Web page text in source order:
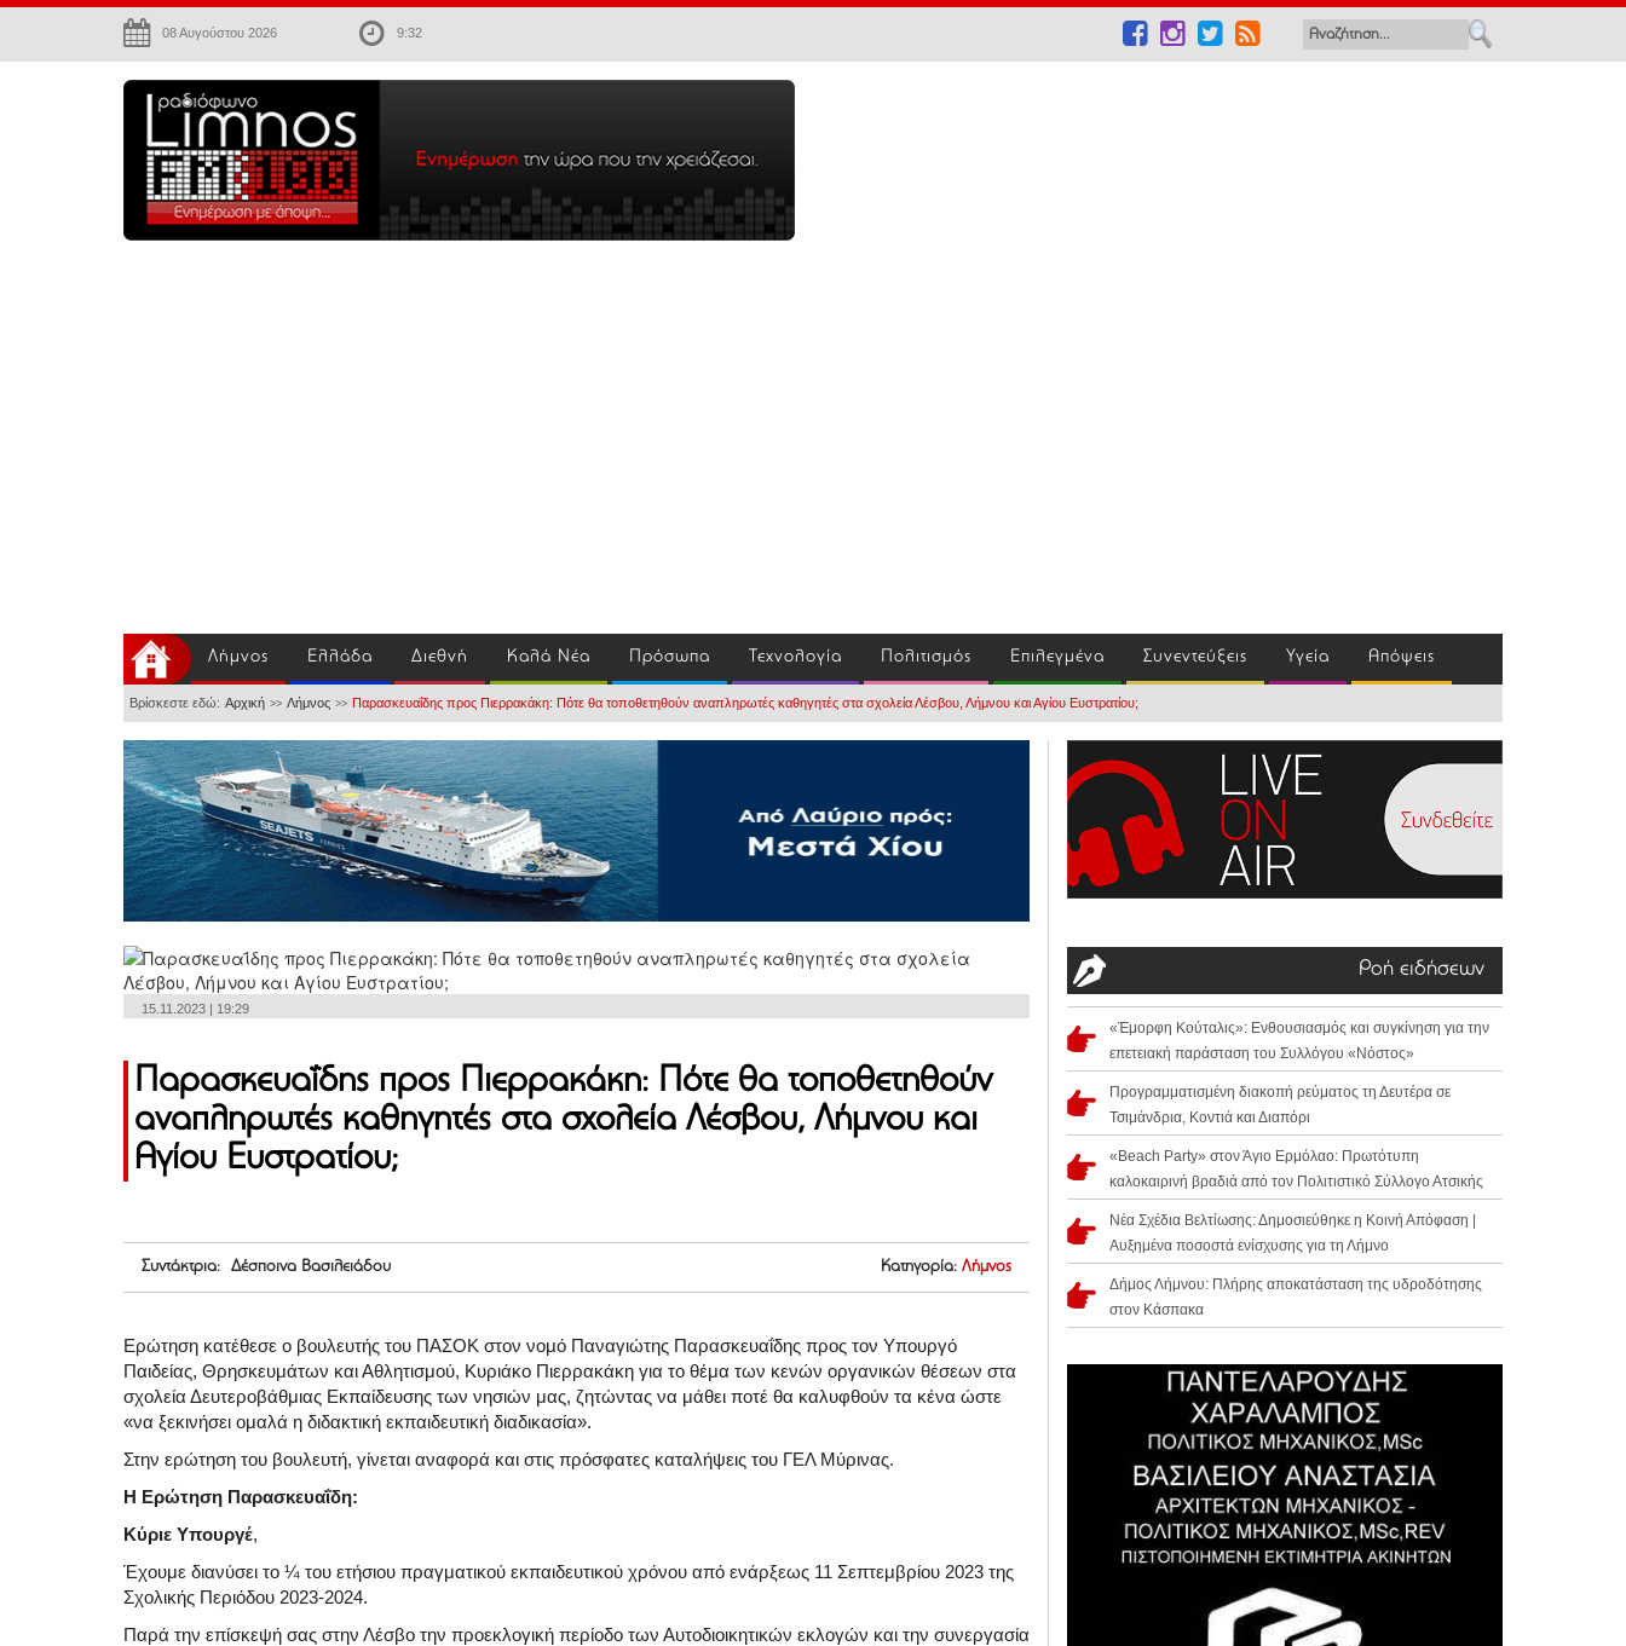
08 Αυγούστου 2026 9:32
Λήμνος Ελλάδα Διεθνή Καλά Νέα Πρόσωπα Τεχνολογία Πολιτισμός Επιλεγμένα Συνεντεύξεις Υγεία Απόψεις
Βρίσκεστε εδώ: Αρχική >> Λήμνος >> Παρασκευαΐδης προς Πιερρακάκη: Πότε θα τοποθετηθούν αναπληρωτές καθηγητές στα σχολεία Λέσβου, Λήμνου και Αγίου Ευστρατίου;
15.11.2023 | 19:29
Παρασκευαΐδης προς Πιερρακάκη: Πότε θα τοποθετηθούν
αναπληρωτές καθηγητές στα σχολεία Λέσβου, Λήμνου και
Αγίου Ευστρατίου;
Συντάκτρια: Δέσποινα Βασιλειάδου Κατηγορία: Λήμνος
Ερώτηση κατέθεσε ο βουλευτής του ΠΑΣΟΚ στον νομό Παναγιώτης Παρασκευαΐδης προς τον Υπουργό
Παιδείας, Θρησκευμάτων και Αθλητισμού, Κυριάκο Πιερρακάκη για το θέμα των κενών οργανικών θέσεων στα
σχολεία Δευτεροβάθμιας Εκπαίδευσης των νησιών μας, ζητώντας να μάθει ποτέ θα καλυφθούν τα κένα ώστε
«να ξεκινήσει ομαλά η διδακτική εκπαιδευτική διαδικασία».
Στην ερώτηση του βουλευτή, γίνεται αναφορά και στις πρόσφατες καταλήψεις του ΓΕΛ Μύρινας.
Η Ερώτηση Παρασκευαΐδη:
Κύριε Υπουργέ,
Έχουμε διανύσει το ¼ του ετήσιου πραγματικού εκπαιδευτικού χρόνου από ενάρξεως 11 Σεπτεμβρίου 2023 της
Σχολικής Περιόδου 2023-2024.
Παρά την επίσκεψή σας στην Λέσβο την προεκλογική περίοδο των Αυτοδιοικητικών εκλογών και την συνεργασία
Ροή ειδήσεων
«Έμορφη Κούταλις»: Ενθουσιασμός και συγκίνηση για την
επετειακή παράσταση του Συλλόγου «Νόστος»
Προγραμματισμένη διακοπή ρεύματος τη Δευτέρα σε
Τσιμάνδρια, Κοντιά και Διαπόρι
«Beach Party» στον Άγιο Ερμόλαο: Πρωτότυπη
καλοκαιρινή βραδιά από τον Πολιτιστικό Σύλλογο Ατσικής
Νέα Σχέδια Βελτίωσης: Δημοσιεύθηκε η Κοινή Απόφαση |
Αυξημένα ποσοστά ενίσχυσης για τη Λήμνο
Δήμος Λήμνου: Πλήρης αποκατάσταση της υδροδότησης
στον Κάσπακα